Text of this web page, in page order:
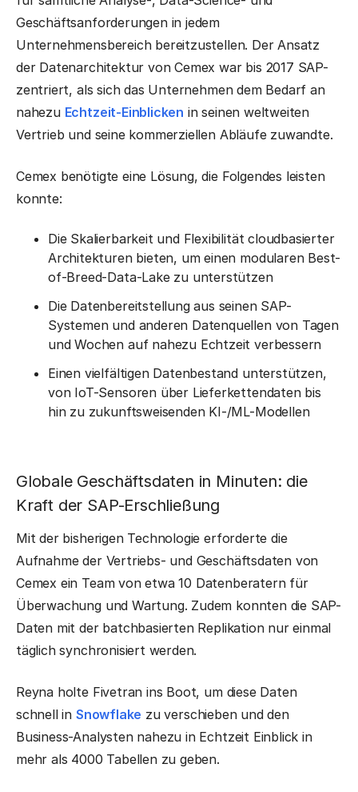
Geschäftsanforderungen in jedem
Unternehmensbereich bereitzustellen. Der Ansatz
der Datenarchitektur von Cemex war bis 2017 SAP-
zentriert, als sich das Unternehmen dem Bedarf an
nahezu Echtzeit-Einblicken in seinen weltweiten
Vertrieb und seine kommerziellen Abläufe zuwandte.
Cemex benötigte eine Lösung, die Folgendes leisten
konnte:
Die Skalierbarkeit und Flexibilität cloudbasierter
Architekturen bieten, um einen modularen Best-
of-Breed-Data-Lake zu unterstützen
Die Datenbereitstellung aus seinen SAP-
Systemen und anderen Datenquellen von Tagen
und Wochen auf nahezu Echtzeit verbessern
Einen vielfältigen Datenbestand unterstützen,
von IoT-Sensoren über Lieferkettendaten bis
hin zu zukunftsweisenden KI-/ML-Modellen
Globale Geschäftsdaten in Minuten: die
Kraft der SAP-Erschließung
Mit der bisherigen Technologie erforderte die
Aufnahme der Vertriebs- und Geschäftsdaten von
Cemex ein Team von etwa 10 Datenberatern für
Überwachung und Wartung. Zudem konnten die SAP-
Daten mit der batchbasierten Replikation nur einmal
täglich synchronisiert werden.
Reyna holte Fivetran ins Boot, um diese Daten
schnell in Snowflake zu verschieben und den
Business-Analysten nahezu in Echtzeit Einblick in
mehr als 4000 Tabellen zu geben.